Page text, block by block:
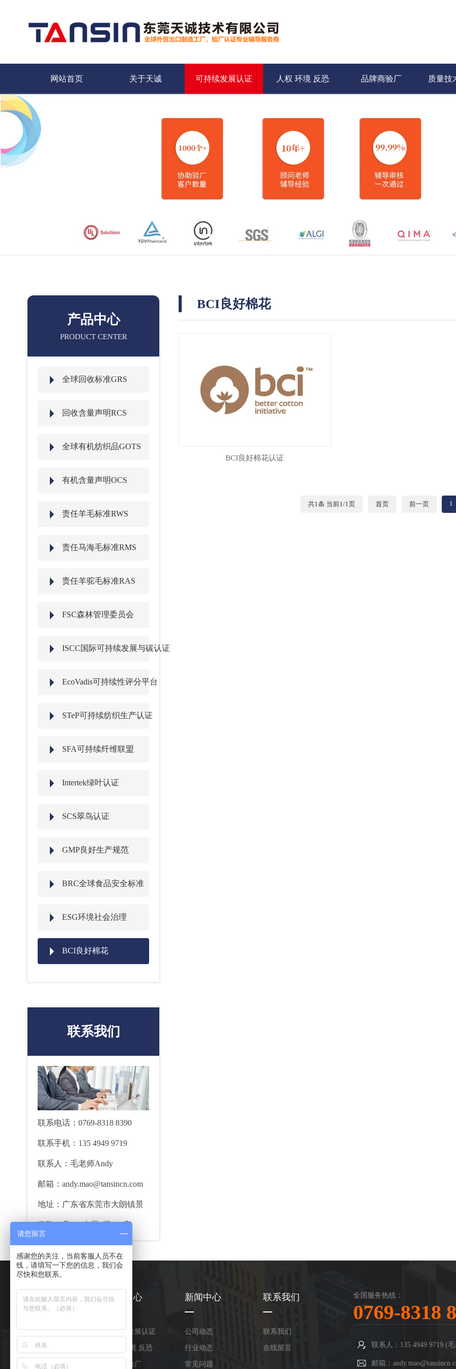
网站首页 关于天诚 可持续发展认证 人权 环境 反恐 品牌商验厂 质量技
产品中心
PRODUCT CENTER
全球回收标准GRS
回收含量声明RCS
全球有机纺织品GOTS
有机含量声明OCS
责任羊毛标准RWS
责任马海毛标准RMS
责任羊驼毛标准RAS
FSC森林管理委员会
ISCC国际可持续发展与碳认证
EcoVadis可持续性评分平台
STeP可持续纺织生产认证
SFA可持续纤维联盟
Intertek绿叶认证
SCS翠鸟认证
GMP良好生产规范
BRC全球食品安全标准
ESG环境社会治理
BCI良好棉花
联系我们
联系电话：0769-8318 8390
联系手机：135 4949 9719
联系人：毛老师Andy
邮箱：andy.mao@tansincn.com
地址：广东省东莞市大朗镇景
泰路20号VV大厦5楼510室
BCI良好棉花
BCI良好棉花认证
共1条 当前1/1页 首页 前一页 1
关于我们
公司简介
合作伙伴
荣誉资质
产品中心
可持续发展认证
人权 环境 反恐
品牌商验厂
新闻中心
公司动态
行业动态
常见问题
联系我们
联系我们
在线留言
全国服务热线：
0769-8318
联系人：135 4949 9719 (
邮箱：
请您留言
感谢您的关注，当前客服人员不在
线，请填写一下您的信息，我们会
尽快和您联系。